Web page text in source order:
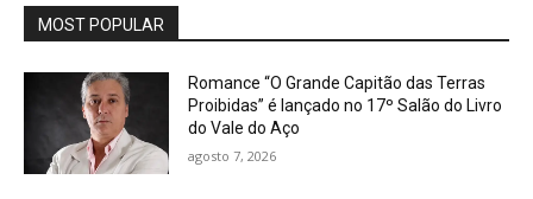
MOST POPULAR
Romance “O Grande Capitão das Terras
Proibidas” é lançado no 17º Salão do Livro
do Vale do Aço
agosto 7, 2026